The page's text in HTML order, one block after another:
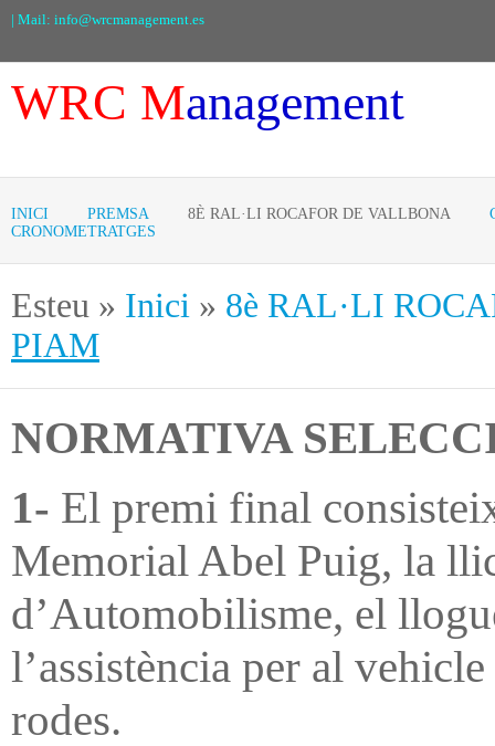
| Mail: info@wrcmanagement.es
WRC Management
INICI PREMSA 8È RAL·LI ROCAFOR DE VALLBONA
CRONOMETRATGES
Esteu » Inici » 8è RAL·LI
PIAM
NORMATIVA
1- El premi final
Memorial Abel Puig, la
d’Automobilisme, el
l’assistència per al
rodes.